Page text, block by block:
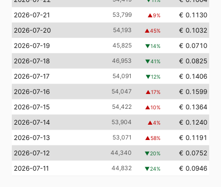
2026-07-21
53,799 ▲9%
€ 0.1130
2026-07-20
54,193 ▲45%
€ 0.1032
2026-07-19
45,825 ▼14%
€ 0.0710
2026-07-18
46,953 ▼41%
€ 0.0825
2026-07-17
54,091 ▼12%
€ 0.1406
2026-07-16
54,047 ▲17%
€ 0.1599
2026-07-15
54,422 ▲10%
€ 0.1364
2026-07-14
53,904 ▲4%
€ 0.1240
2026-07-13
53,071 ▲58%
€ 0.1191
2026-07-12
44,340 ▼20%
€ 0.0752
2026-07-11
44,832 ▼24% € 0.0946